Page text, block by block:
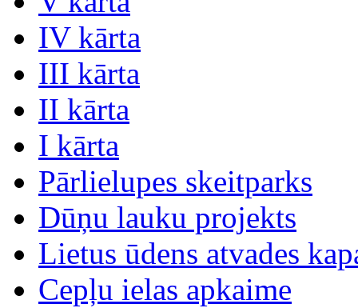
IV kārta
III kārta
II kārta
I kārta
Pārlielupes skeitparks
Dūņu lauku projekts
Lietus ūdens atvades
Cepļu ielas apkaime